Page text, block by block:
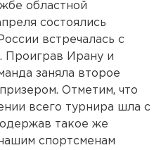
областной
состоялись
встречалась с
Проиграв Ирану и
заняла второе
Отметим, что
всего турнира шла с
такое же
спортсменам